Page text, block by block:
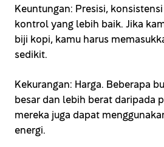
Keuntungan: Presisi,
kontrol yang lebih baik. Jika
biji kopi, kamu harus
sedikit.
Kekurangan: Harga. Beberapa
besar dan lebih berat daripada
mereka juga dapat
energi.